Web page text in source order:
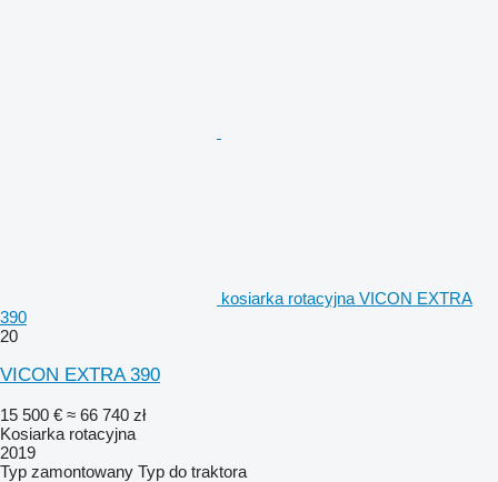
kosiarka rotacyjna VICON EXTRA
390
20
VICON EXTRA 390
15 500 € ≈ 66 740 zł
Kosiarka rotacyjna
2019
Typ zamontowany Typ do traktora